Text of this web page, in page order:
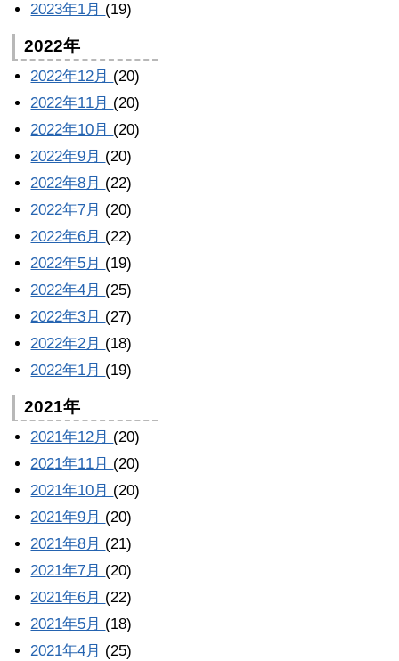
2023年1月 (19)
2022年
2022年12月 (20)
2022年11月 (20)
2022年10月 (20)
2022年9月 (20)
2022年8月 (22)
2022年7月 (20)
2022年6月 (22)
2022年5月 (19)
2022年4月 (25)
2022年3月 (27)
2022年2月 (18)
2022年1月 (19)
2021年
2021年12月 (20)
2021年11月 (20)
2021年10月 (20)
2021年9月 (20)
2021年8月 (21)
2021年7月 (20)
2021年6月 (22)
2021年5月 (18)
2021年4月 (25)